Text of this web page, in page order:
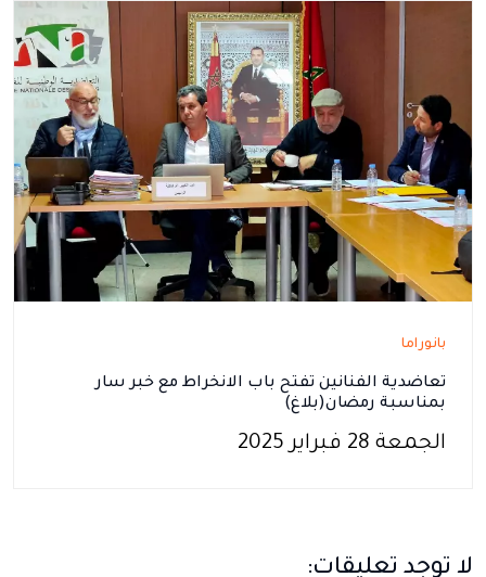
بانوراما
تعاضدية الفنانين تفتح باب الانخراط مع خبر سار
بمناسبة رمضان(بلاغ)
الجمعة 28 فبراير 2025
لا توجد تعليقات: